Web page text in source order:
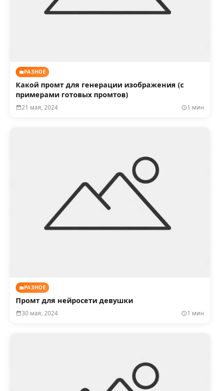
РАЗНОЕ
Какой промт для генерации изображения (с
примерами готовых промтов)
21 мая, 2024 1 мин
РАЗНОЕ
Промт для нейросети девушки
30 мая, 2024 1 мин